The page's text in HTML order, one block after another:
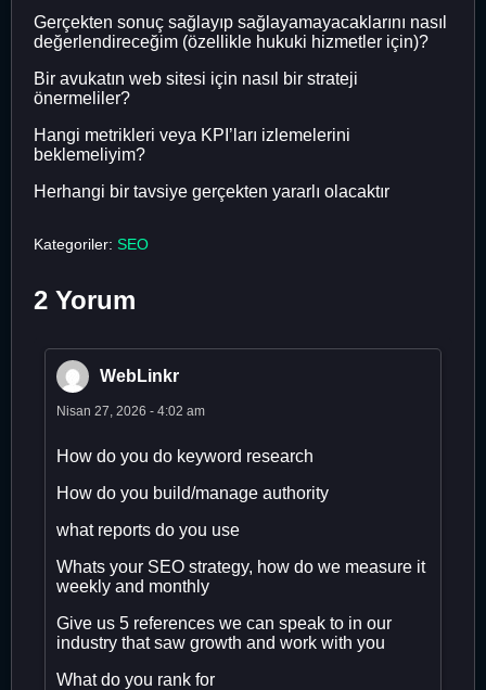
Gerçekten sonuç sağlayıp sağlayamayacaklarını nasıl
değerlendireceğim (özellikle hukuki hizmetler için)?
Bir avukatın web sitesi için nasıl bir strateji
önermeliler?
Hangi metrikleri veya KPI’ları izlemelerini
beklemeliyim?
Herhangi bir tavsiye gerçekten yararlı olacaktır
Kategoriler: SEO
2 Yorum
WebLinkr
Nisan 27, 2026 - 4:02 am
How do you do keyword research
How do you build/manage authority
what reports do you use
Whats your SEO strategy, how do we measure it
weekly and monthly
Give us 5 references we can speak to in our
industry that saw growth and work with you
What do you rank for